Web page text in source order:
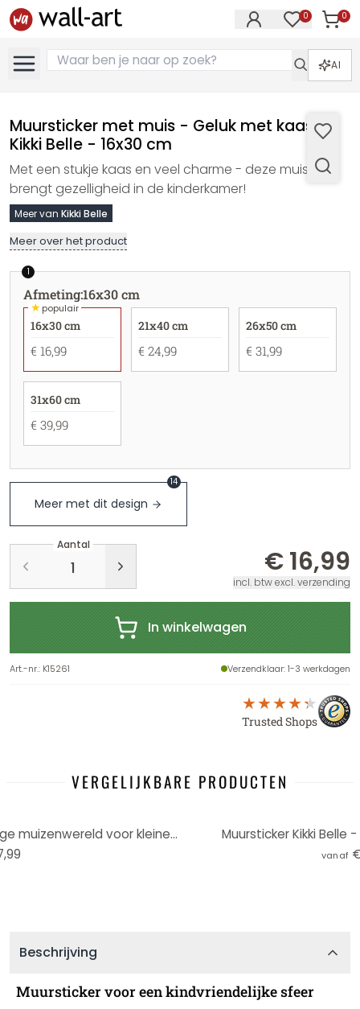
0 0
AI
Muursticker met muis - Geluk met kaas -
Kikki Belle - 16x30 cm
Met een stukje kaas en veel charme - deze muis
brengt gezelligheid in de kinderkamer!
Meer van Kikki Belle
Meer over het product
1
Afmeting:16x30 cm
★populair
16x30 cm
€ 16,99
21x40 cm
€ 24,99
26x50 cm
€ 31,99
31x60 cm
€ 39,99
Meer met dit design
14
Aantal
€ 16,99
incl. btw excl. verzending
In winkelwagen
Art.-nr.: K15261 Verzendklaar: 1-3 werkdagen
Trusted Shops
VERGELIJKBARE PRODUCTEN
Kikki Belle Muursticker - Gelukkige muizenwereld voor kleine dromers (14 stuks)
Muursticker Kikki Belle
vanaf
Beschrijving
Muursticker voor een kindvriendelijke sfeer